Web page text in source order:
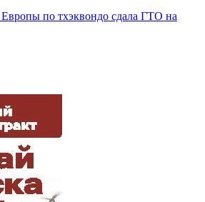
по тхэквондо сдала ГТО на